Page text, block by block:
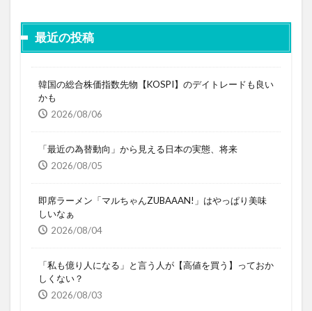
最近の投稿
韓国の総合株価指数先物【KOSPI】のデイトレードも良い
かも
2026/08/06
「最近の為替動向」から見える日本の実態、将来
2026/08/05
即席ラーメン「マルちゃんZUBAAAN!」はやっぱり美味
しいなぁ
2026/08/04
「私も億り人になる」と言う人が【高値を買う】っておか
しくない？
2026/08/03